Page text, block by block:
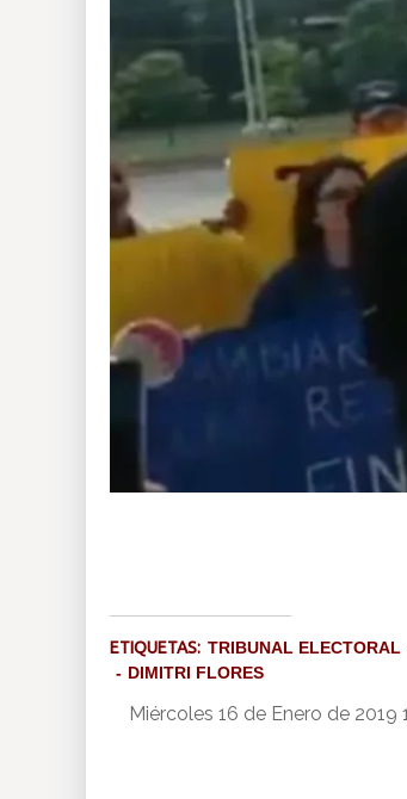
ETIQUETAS: TRIBUNAL ELECTORAL
DIMITRI FLORES
Miércoles 16 de Enero de 2019